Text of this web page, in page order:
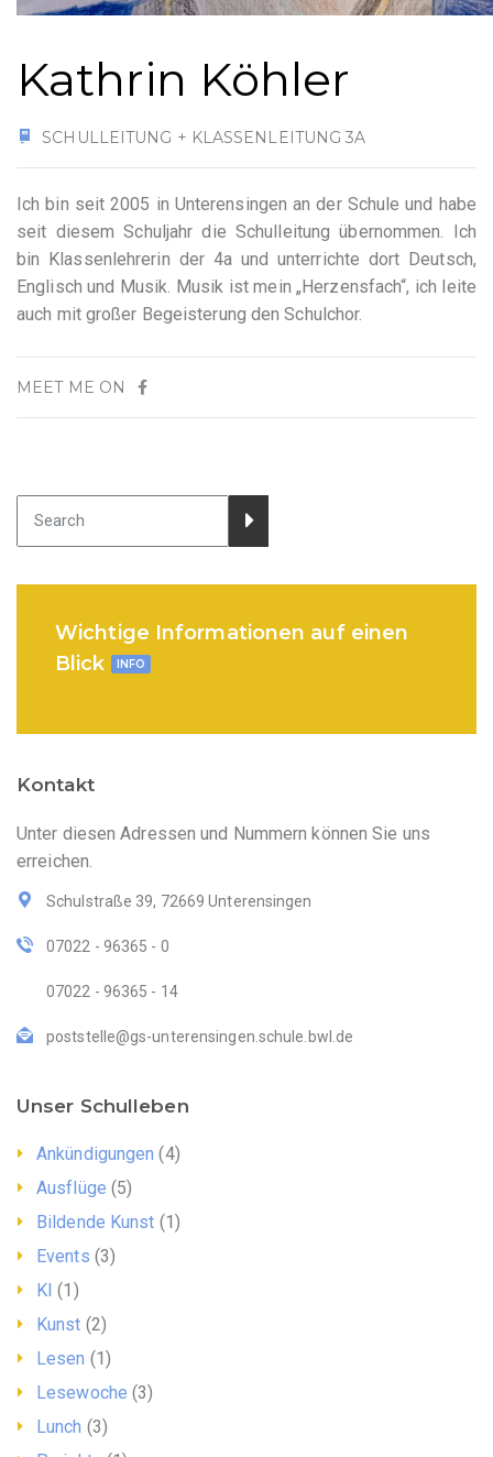
Kathrin Köhler
SCHULLEITUNG + KLASSENLEITUNG 3A
Ich bin seit 2005 in Unterensingen an der Schule und habe
seit diesem Schuljahr die Schulleitung übernommen. Ich
bin Klassenlehrerin der 4a und unterrichte dort Deutsch,
Englisch und Musik. Musik ist mein „Herzensfach“, ich leite
auch mit großer Begeisterung den Schulchor.
MEET ME ON
Wichtige Informationen auf einen
Blick
INFO
Kontakt
Unter diesen Adressen und Nummern können Sie uns
erreichen.
Schulstraße 39, 72669 Unterensingen
07022 - 96365 - 0
07022 - 96365 - 14
poststelle@gs-unterensingen.schule.bwl.de
Unser Schulleben
Ankündigungen (4)
Ausflüge (5)
Bildende Kunst (1)
Events (3)
KI (1)
Kunst (2)
Lesen (1)
Lesewoche (3)
Lunch (3)